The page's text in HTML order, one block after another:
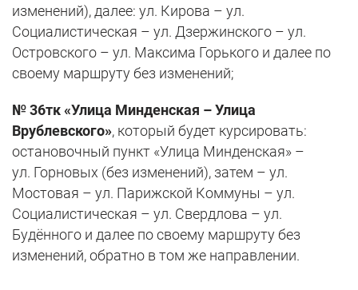
изменений), далее: ул. Кирова – ул.
Социалистическая – ул. Дзержинского – ул.
Островского – ул. Максима Горького и далее по
своему маршруту без изменений;
№ 36тк «Улица Минденская – Улица
Врублевского», который будет курсировать:
остановочный пункт «Улица Минденская» –
ул. Горновых (без изменений), затем – ул.
Мостовая – ул. Парижской Коммуны – ул.
Социалистическая – ул. Свердлова – ул.
Будённого и далее по своему маршруту без
изменений, обратно в том же направлении.